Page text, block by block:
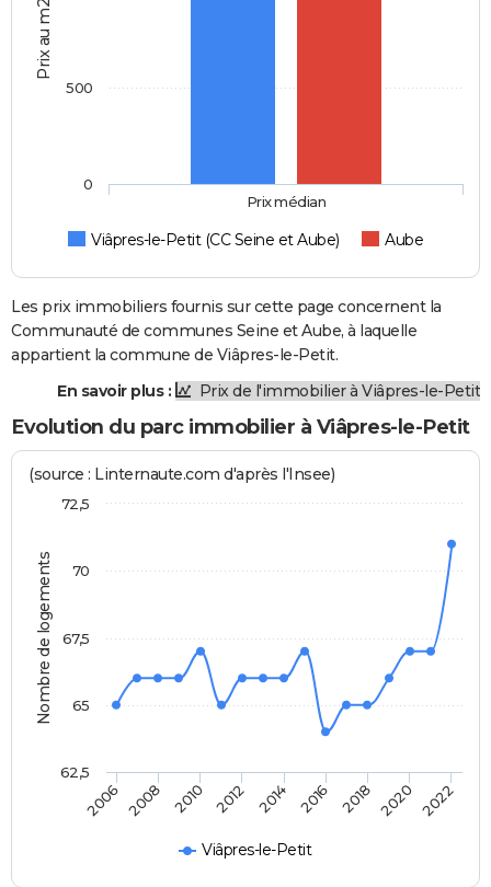
Prix au m2
Viâpres-le-Petit (CC Seine et Aube) Aube
Prix médian
0
500
Les prix immobiliers fournis sur cette page concernent la
Communauté de communes Seine et Aube, à laquelle
appartient la commune de Viâpres-le-Petit.
En savoir plus :
Prix de l'immobilier à Viâpres-le-Petit
Evolution du parc immobilier à Viâpres-le-Petit
Nombre de logements
(source : Linternaute.com d'après l'Insee)
Viâpres-le-Petit
2006 2008 2010 2012 2014 2016 2018 2020 2022
70
62,5
65
67,5
72,5